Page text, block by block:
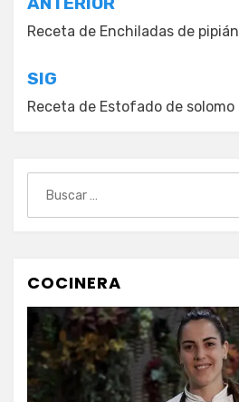
Navegación
de
entradas
Receta de Enchiladas de pipián
SIG
Receta de Estofado de solomo
COCINERA